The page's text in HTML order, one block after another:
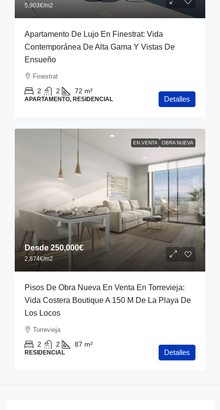
5,903€/m2
Apartamento De Lujo En Finestrat: Vida
Contemporánea De Alta Gama Y Vistas De
Ensueño
Finestrat
2 2 72 m²
APARTAMENTO, RESIDENCIAL Detalles
EN VENTA OBRA NUEVA
Desde250,000€
2,874€/m2
Pisos De Obra Nueva En Venta En Torrevieja:
Vida Costera Boutique A 150 M De La Playa De
Los Locos
Torrevieja
2 2 87 m²
RESIDENCIAL Detalles